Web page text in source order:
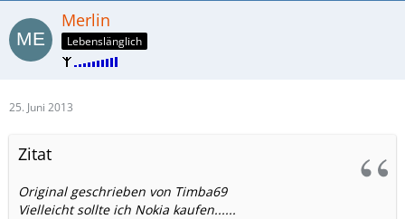
Merlin
Lebenslänglich
25. Juni 2013
Zitat
Original geschrieben von Timba69
Vielleicht sollte ich Nokia kaufen......